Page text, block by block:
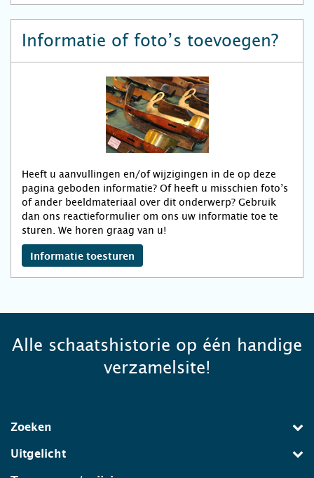
Informatie of foto’s toevoegen?
Heeft u aanvullingen en/of wijzigingen in de op deze
pagina geboden informatie? Of heeft u misschien foto’s
of ander beeldmateriaal over dit onderwerp? Gebruik
dan ons reactieformulier om ons uw informatie toe te
sturen. We horen graag van u!
Informatie toesturen
Alle schaatshistorie op één handige
verzamelsite!
Zoeken
Uitgelicht